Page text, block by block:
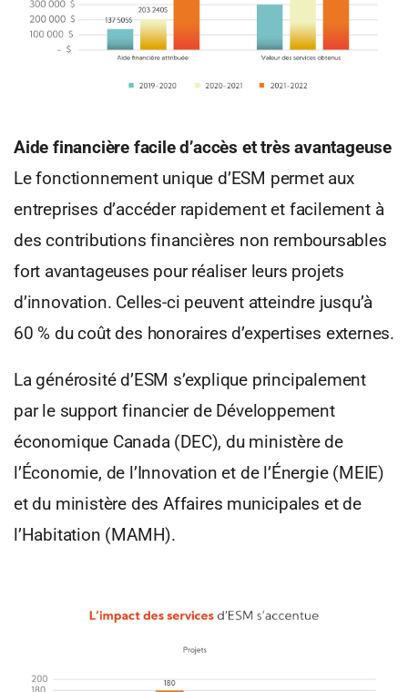
Aide financière facile d’accès et très avantageuse
Le fonctionnement unique d’ESM permet aux
entreprises d’accéder rapidement et facilement à
des contributions financières non remboursables
fort avantageuses pour réaliser leurs projets
d’innovation. Celles-ci peuvent atteindre jusqu’à
60 % du coût des honoraires d’expertises externes.
La générosité d’ESM s’explique principalement
par le support financier de Développement
économique Canada (DEC), du ministère de
l’Économie, de l’Innovation et de l’Énergie (MEIE)
et du ministère des Affaires municipales et de
l’Habitation (MAMH).